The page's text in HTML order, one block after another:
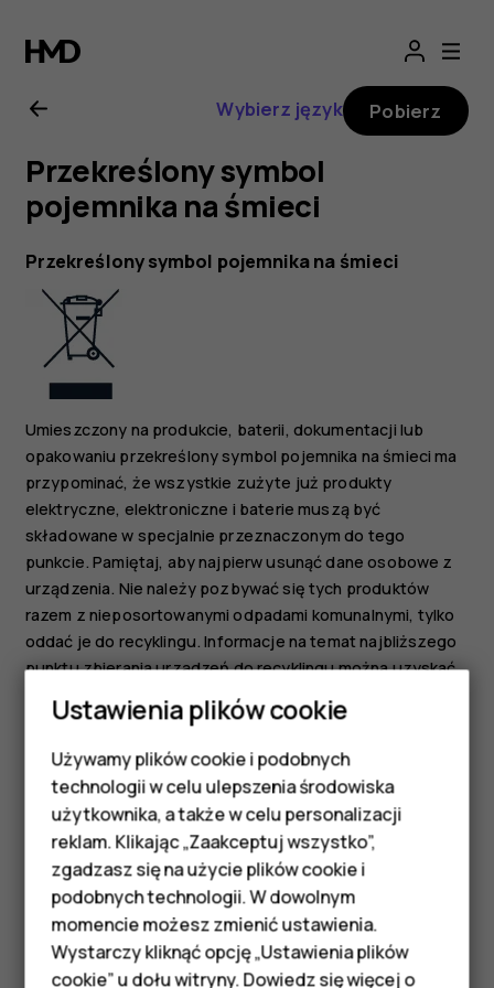
Nokia
G21
—
instrukcja
obsługi
Smartfony
Telefony z funkcjami
podstawowymi
Akcesoria
HMD Terra M
Wybierz język Pobierz
Przekreślony symbol
pojemnika na śmieci
Przekreślony symbol pojemnika na śmieci
Umieszczony na produkcie, baterii, dokumentacji lub
opakowaniu przekreślony symbol pojemnika na śmieci ma
przypominać, że wszystkie zużyte już produkty
elektryczne, elektroniczne i baterie muszą być
składowane w specjalnie przeznaczonym do tego
punkcie. Pamiętaj, aby najpierw usunąć dane osobowe z
urządzenia. Nie należy pozbywać się tych produktów
razem z nieposortowanymi odpadami komunalnymi, tylko
oddać je do recyklingu. Informacje na temat najbliższego
punktu zbierania urządzeń do recyklingu można uzyskać
od lokalnych władz odpowiedzialnych za gospodarkę
odpadami. Zachęcamy także do odwiedzenia strony
www.hmd.com/phones/support/topics/recycle
zapoznania się z informacjami o programie odbioru
zużytych urządzeń HMD i jego dostępności w Twoim
kraju.
Ustawienia plików cookie
Używamy plików cookie i podobnych
technologii w celu ulepszenia środowiska
użytkownika, a także w celu personalizacji
reklam. Klikając „Zaakceptuj wszystko”,
zgadzasz się na użycie plików cookie i
podobnych technologii. W dowolnym
momencie możesz zmienić ustawienia.
Wystarczy kliknąć opcję „Ustawienia plików
cookie” u dołu witryny. Dowiedz się więcej o